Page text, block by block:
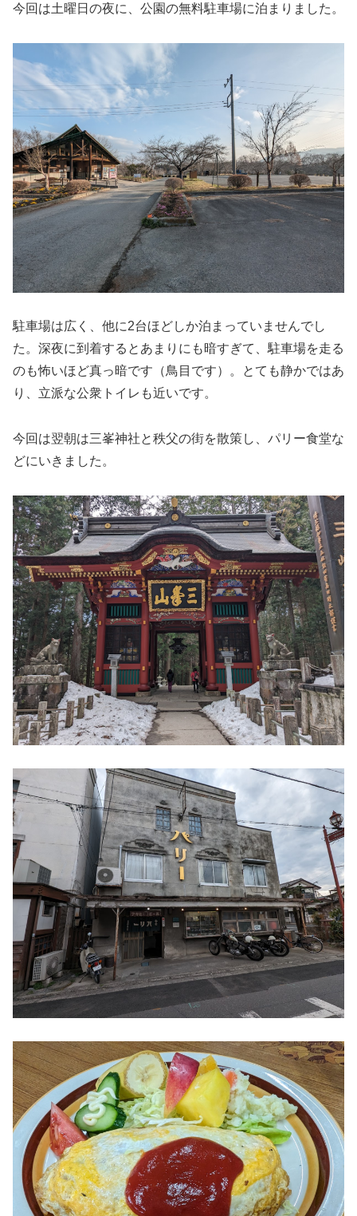
今回は土曜日の夜に、公園の無料駐車場に泊まりました。
駐車場は広く、他に2台ほどしか泊まっていませんでし
た。深夜に到着するとあまりにも暗すぎて、駐車場を走る
のも怖いほど真っ暗です（鳥目です）。とても静かではあ
り、立派な公衆トイレも近いです。
今回は翌朝は三峯神社と秩父の街を散策し、パリー食堂な
どにいきました。